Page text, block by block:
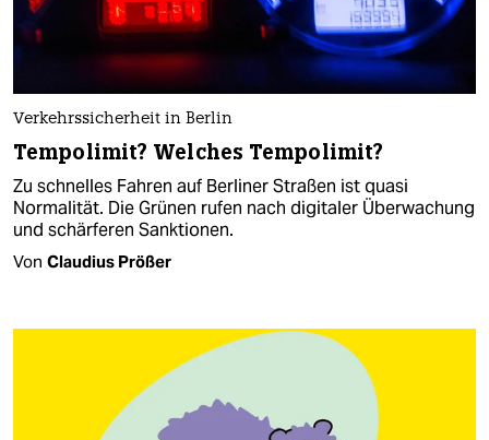
Verkehrssicherheit in Berlin
Tempolimit? Welches Tempolimit?
Zu schnelles Fahren auf Berliner Straßen ist quasi
Normalität. Die Grünen rufen nach digitaler Überwachung
und schärferen Sanktionen.
Von Claudius Prößer